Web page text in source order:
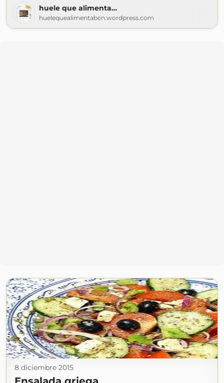
huele que alimenta…
huelequealimentabcn.wordpress.com
8 diciembre 2015